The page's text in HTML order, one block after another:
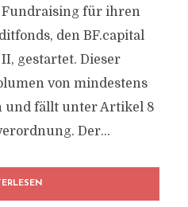
Fundraising für ihren
den BF.capital
gestartet. Dieser
von mindestens
und fällt unter Artikel 8
Der...